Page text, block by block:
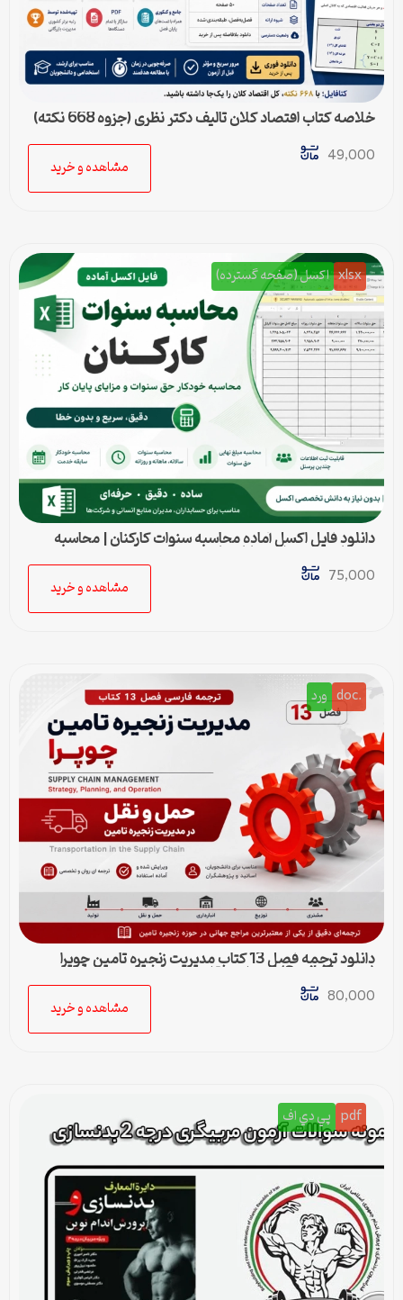
خلاصه کتاب اقتصاد کلان تالیف دکتر نظری (جزوه 668 نکته)
49,000
مشاهده و خرید
xlsx اکسل (صفحه گسترده)
دانلود فایل اکسل آماده محاسبه سنوات کارکنان | محاسبه
خودکار حق سنوات و پایان کار
75,000
مشاهده و خرید
.doc ورد
دانلود ترجمه فصل 13 کتاب مدیریت زنجیره تامین چوپرا
(Sunil Chopra) | حمل و نقل در زنجیره تامین
80,000
مشاهده و خرید
pdf پي دي اف